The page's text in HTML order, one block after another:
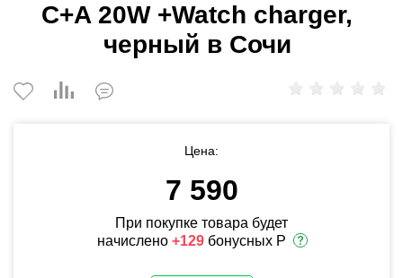
C+A 20W +Watch charger,
черный в Сочи
Цена:
7 590
При покупке товара будет
начислено +129 бонусных Р